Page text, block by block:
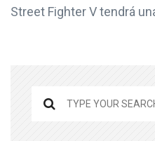
Street Fighter V tendrá